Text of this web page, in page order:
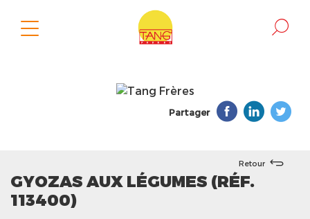
Partager
Retour
GYOZAS AUX LÉGUMES (RÉF.
113400)